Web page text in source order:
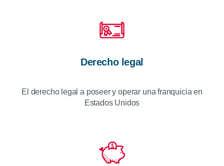
Derecho legal
El derecho legal a poseer y operar una franquicia en
Estados Unidos